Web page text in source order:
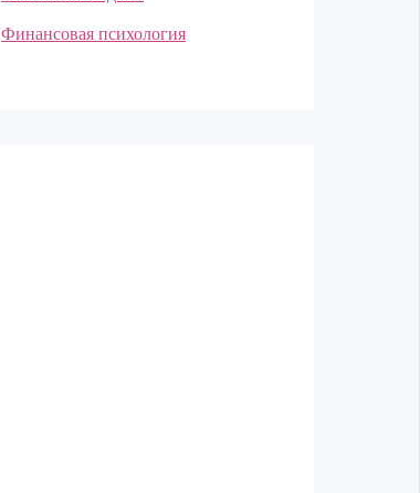
Финансовая психология